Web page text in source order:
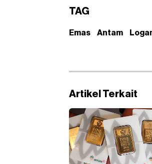
TAG
Emas Antam
Artikel Terkait